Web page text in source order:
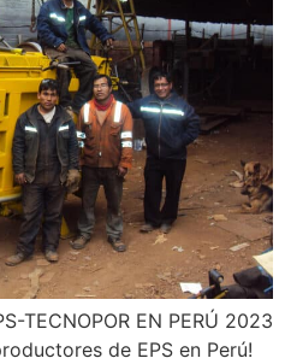
TECNOPOR EN PERÚ 2023
de EPS en Perú!